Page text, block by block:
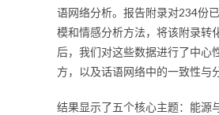
语网络分析。报告附录对234份
模和情感分析方法，将该附录转
后，我们对这些数据进行了中心
方，以及话语网络中的一致性与
结果显示了五个核心主题：能源